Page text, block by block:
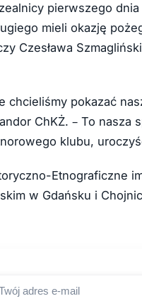
pierwszego
mieli okazję
Czesława
pokazać
ChKŻ. – To nasza
klubu,
Etnograficzne
w Gdańsku i